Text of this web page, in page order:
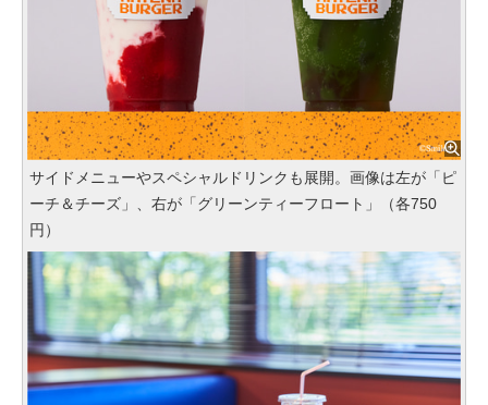
サイドメニューやスペシャルドリンクも展開。画像は左が「ピ
ーチ＆チーズ」、右が「グリーンティーフロート」（各750
円）